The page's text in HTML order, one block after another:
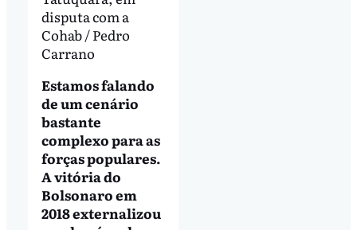
disputa com a
Cohab / Pedro
Carrano
Estamos falando
de um cenário
bastante
complexo para as
forças populares.
A vitória do
Bolsonaro em
2018 externalizou